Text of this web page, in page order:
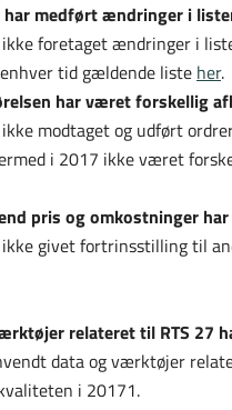
medført ændringer i
foretaget ændringer i
tid gældende liste her.
har været forskellig
modtaget og udført
i 2017 ikke været
pris og omkostninger
givet fortrinsstilling til
relateret til RTS 27
data og værktøjer
i 20171.